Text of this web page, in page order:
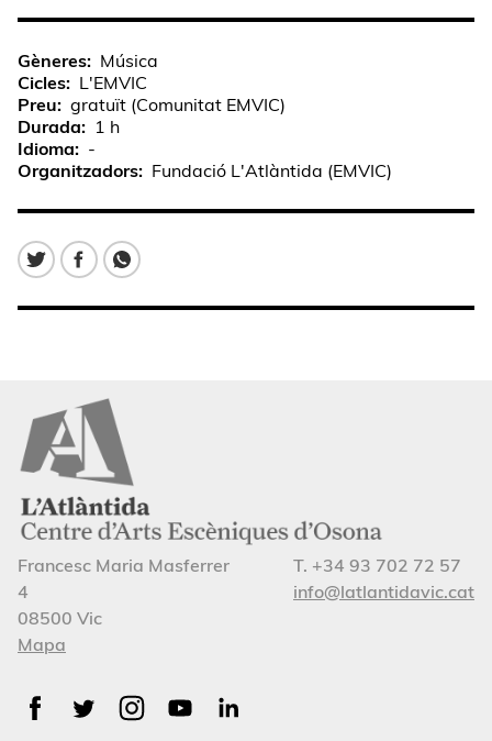
Gèneres
Música
Cicles
L'EMVIC
Preu
gratuït (Comunitat EMVIC)
Durada
1 h
Idioma
-
Organitzadors
Fundació L'Atlàntida (EMVIC)
Francesc Maria Masferrer
4
08500 Vic
Mapa
T. +34 93 702 72 57
info@latlantidavic.cat